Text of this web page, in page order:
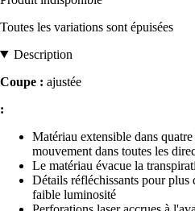
Toutes les variations sont épuisées
Description
Coupe : ajustée
:
Matériau extensible dans
mouvement dans toutes les
Le matériau évacue la
Détails réfléchissants pour plus
faible luminosité